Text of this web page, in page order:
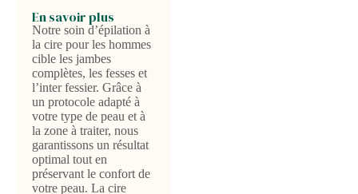
En savoir plus
Notre soin d’épilation à
la cire pour les hommes
cible les jambes
complètes, les fesses et
l’inter fessier. Grâce à
un protocole adapté à
votre type de peau et à
la zone à traiter, nous
garantissons un résultat
optimal tout en
préservant le confort de
votre peau. La cire